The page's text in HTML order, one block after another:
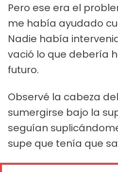
Pero ese era el
me había ayudado
Nadie había
vació lo que debería
futuro.
Observé la cabeza
sumergirse bajo la
seguían
supe que tenía que